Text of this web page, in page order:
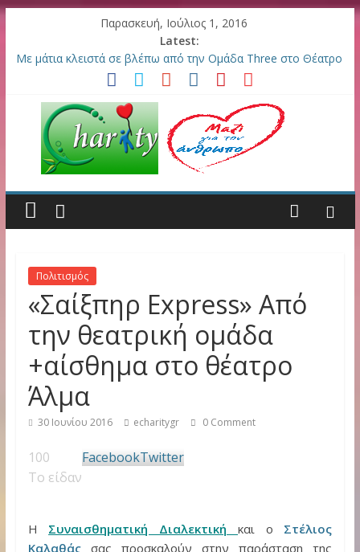
Παρασκευή, Ιούλιος 1, 2016
Latest:
Με μάτια κλειστά σε βλέπω από την Ομάδα Three στο Θέατρο
θέατρο Άλμα
19ο Αντιρατσιστικό Φεστιβάλ Κοινωνικής Αλληλεγγύης στην
Θεσσαλονίκη
Newlaw.gr: Καινοτομία στην Ελλάδα / Η νομική υπόθεσή σας
Η Λάρισα κατά Φασισμού, Ρατσισμού και Πολέμου. 75
Καλλιτέχνες ενώνουν τις φωνές τους.
Πολιτισμός
«Σαίξπηρ Express» Από
την θεατρική ομάδα
+αίσθημα στο θέατρο
Άλμα
30 Ιουνίου 2016 echaritygr 0 Comment
100
Το είδαν
FacebookTwitter
Η Συναισθηματική Διαλεκτική και ο Στέλιος
Καλαθάςσας προσκαλούν στην παράσταση της